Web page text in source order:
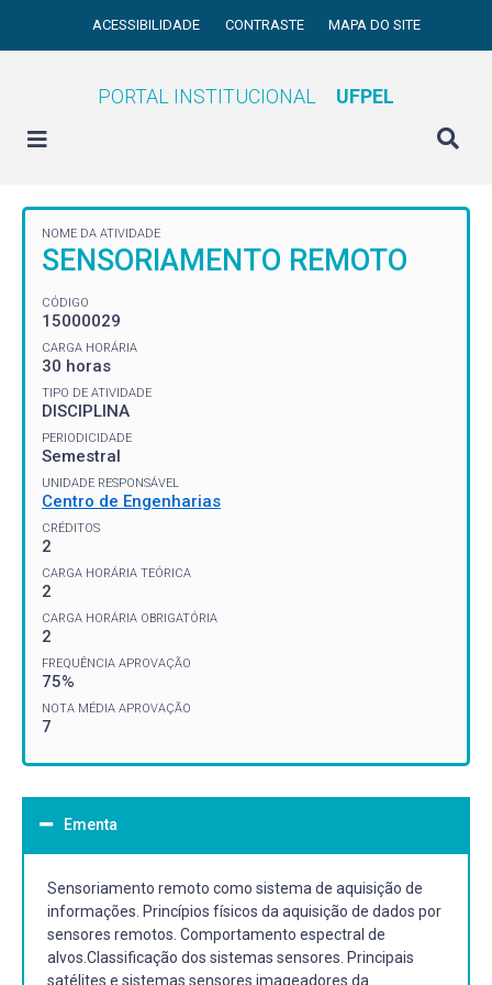
ACESSIBILIDADE CONTRASTE MAPA DO SITE
PORTAL INSTITUCIONAL UFPEL
NOME DA ATIVIDADE
SENSORIAMENTO REMOTO
CÓDIGO
15000029
CARGA HORÁRIA
30 horas
TIPO DE ATIVIDADE
DISCIPLINA
PERIODICIDADE
Semestral
UNIDADE RESPONSÁVEL
Centro de Engenharias
CRÉDITOS
2
CARGA HORÁRIA TEÓRICA
2
CARGA HORÁRIA OBRIGATÓRIA
2
FREQUÊNCIA APROVAÇÃO
75%
NOTA MÉDIA APROVAÇÃO
7
Ementa
Sensoriamento remoto como sistema de aquisição de
informações. Princípios físicos da aquisição de dados por
sensores remotos. Comportamento espectral de
alvos.Classificação dos sistemas sensores. Principais
satélites e sistemas sensores imageadores da